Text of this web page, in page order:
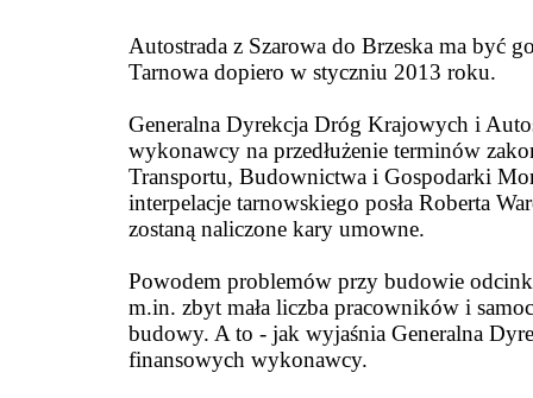
Autostrada z Szarowa do Brzeska ma być
Tarnowa dopiero w styczniu 2013 roku.
Generalna Dyrekcja Dróg Krajowych i
wykonawcy na przedłużenie terminów
Transportu, Budownictwa i Gospodarki
interpelacje tarnowskiego posła Roberta
zostaną naliczone kary umowne.
Powodem problemów przy budowie
m.in. zbyt mała liczba pracowników i
budowy. A to - jak wyjaśnia Generalna
finansowych wykonawcy.